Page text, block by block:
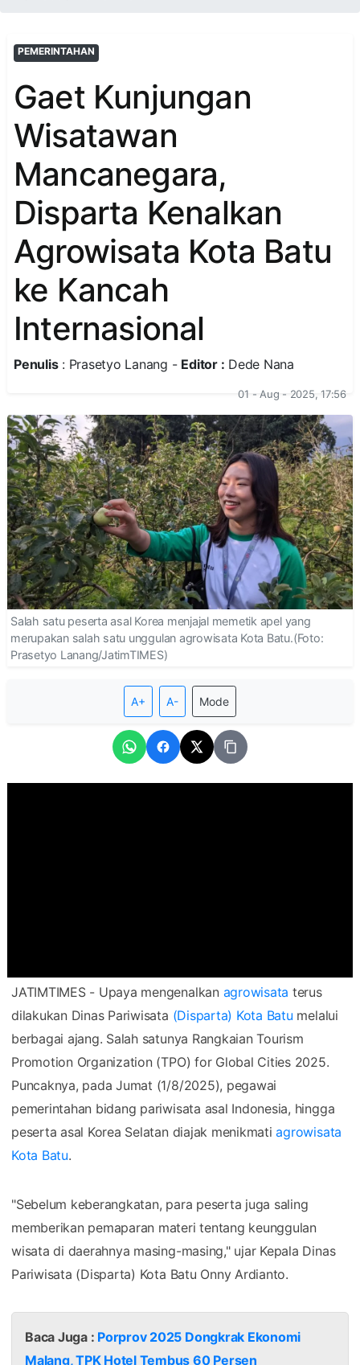
PEMERINTAHAN
Gaet Kunjungan
Wisatawan
Mancanegara,
Disparta Kenalkan
Agrowisata Kota Batu
ke Kancah
Internasional
Penulis: Prasetyo Lanang - Editor : Dede Nana
01 - Aug - 2025, 17:56
Salah satu peserta asal Korea menjajal memetik apel yang
merupakan salah satu unggulan agrowisata Kota Batu.(Foto:
Prasetyo Lanang/JatimTIMES)
A+ A- Mode
JATIMTIMES - Upaya mengenalkan agrowisata terus
dilakukan Dinas Pariwisata (Disparta) Kota Batu melalui
berbagai ajang. Salah satunya Rangkaian Tourism
Promotion Organization (TPO) for Global Cities 2025.
Puncaknya, pada Jumat (1/8/2025), pegawai
pemerintahan bidang pariwisata asal Indonesia, hingga
peserta asal Korea Selatan diajak menikmatiagrowisata
Kota Batu.
"Sebelum keberangkatan, para peserta juga saling
memberikan pemaparan materi tentang keunggulan
wisata di daerahnya masing-masing," ujar Kepala Dinas
Pariwisata (Disparta) Kota Batu Onny Ardianto.
Baca Juga : Porprov 2025 Dongkrak Ekonomi
Malang, TPK Hotel Tembus 60 Persen